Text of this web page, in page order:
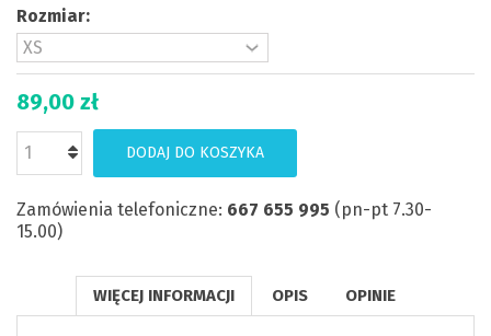
Rozmiar:
89,00 zł
DODAJ DO KOSZYKA
Zamówienia telefoniczne: 667 655 995 (pn-pt 7.30-
15.00)
WIĘCEJ INFORMACJI OPIS OPINIE